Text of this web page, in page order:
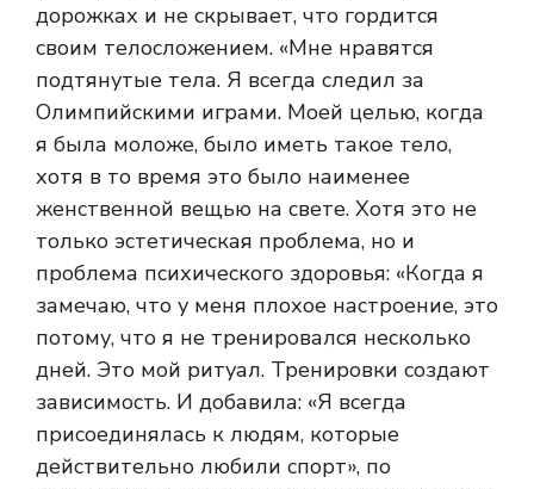
дорожках и не скрывает, что гордится
своим телосложением. «Мне нравятся
подтянутые тела. Я всегда следил за
Олимпийскими играми. Моей целью, когда
я была моложе, было иметь такое тело,
хотя в то время это было наименее
женственной вещью на свете. Хотя это не
только эстетическая проблема, но и
проблема психического здоровья: «Когда я
замечаю, что у меня плохое настроение, это
потому, что я не тренировался несколько
дней. Это мой ритуал. Тренировки создают
зависимость. И добавила: «Я всегда
присоединялась к людям, которые
действительно любили спорт», по